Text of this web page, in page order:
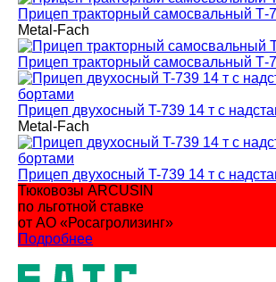
Прицеп тракторный самосвальный Т-
Metal-Fach
Прицеп тракторный самосвальный Т-
Прицеп двухосный T-739 14 т с
Metal-Fach
Прицеп двухосный T-739 14 т с
Тюковозы ARCUSIN
по льготной ставке
от АО «Росагролизинг»
Подробнее